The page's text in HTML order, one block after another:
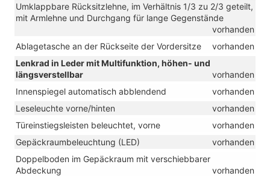
Umklappbare Rücksitzlehne, im Verhältnis 1/3 zu 2/3 geteilt,
mit Armlehne und Durchgang für lange Gegenstände
vorhanden
Ablagetasche an der Rückseite der Vordersitze
vorhanden
Lenkrad in Leder mit Multifunktion, höhen- und
längsverstellbar
vorhanden
Innenspiegel automatisch abblendend
vorhanden
Leseleuchte vorne/hinten
vorhanden
Türeinstiegsleisten beleuchtet, vorne
vorhanden
Gepäckraumbeleuchtung (LED)
vorhanden
Doppelboden im Gepäckraum mit verschiebbarer
Abdeckung
vorhanden